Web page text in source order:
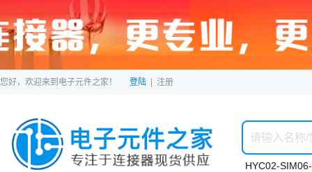
您好，欢迎来到电子元件之家！ 登陆 注册
HYC02-